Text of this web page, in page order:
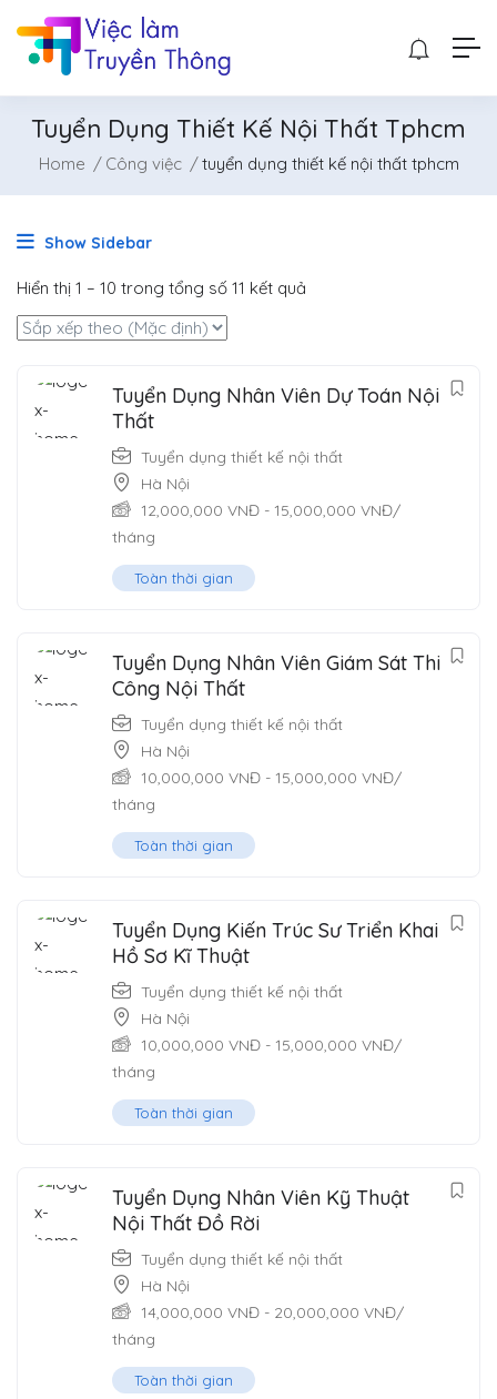
Tuyển Dụng Thiết Kế Nội Thất Tphcm
Home Công việc tuyển dụng thiết kế nội thất tphcm
Show Sidebar
Hiển thị 1 – 10 trong tổng số 11 kết quả
Tuyển Dụng Nhân Viên Dự Toán Nội
Thất
Tuyển dụng thiết kế nội thất
Hà Nội
12,000,000 VNĐ - 15,000,000 VNĐ/
tháng
Toàn thời gian
Tuyển Dụng Nhân Viên Giám Sát Thi
Công Nội Thất
Tuyển dụng thiết kế nội thất
Hà Nội
10,000,000 VNĐ - 15,000,000 VNĐ/
tháng
Toàn thời gian
Tuyển Dụng Kiến Trúc Sư Triển Khai
Hồ Sơ Kĩ Thuật
Tuyển dụng thiết kế nội thất
Hà Nội
10,000,000 VNĐ - 15,000,000 VNĐ/
tháng
Toàn thời gian
Tuyển Dụng Nhân Viên Kỹ Thuật
Nội Thất Đồ Rời
Tuyển dụng thiết kế nội thất
Hà Nội
14,000,000 VNĐ - 20,000,000 VNĐ/
tháng
Toàn thời gian